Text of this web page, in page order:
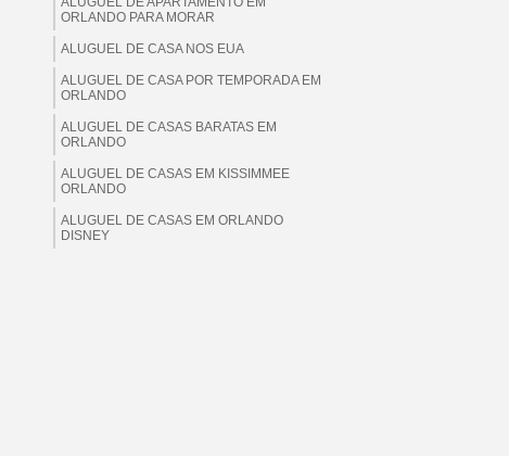
ORLANDO PARA MORAR
ALUGUEL DE CASA NOS EUA
ALUGUEL DE CASA POR TEMPORADA EM
ORLANDO
ALUGUEL DE CASAS BARATAS EM
ORLANDO
ALUGUEL DE CASAS EM KISSIMMEE
ORLANDO
ALUGUEL DE CASAS EM ORLANDO
DISNEY